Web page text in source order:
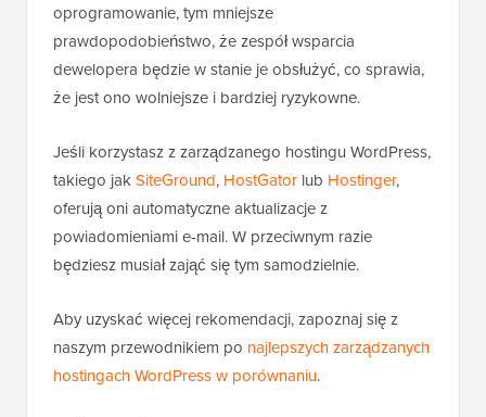
oprogramowanie, tym mniejsze
prawdopodobieństwo, że zespół wsparcia
dewelopera będzie w stanie je obsłużyć, co sprawia,
że jest ono wolniejsze i bardziej ryzykowne.
Jeśli korzystasz z zarządzanego hostingu WordPress,
takiego jakSiteGround, HostGator lub Hostinger,
oferują oni automatyczne aktualizacje z
powiadomieniami e-mail. W przeciwnym razie
będziesz musiał zająć się tym samodzielnie.
Aby uzyskać więcej rekomendacji, zapoznaj się z
naszym przewodnikiem po najlepszych zarządzanych
hostingach WordPress w porównaniu.